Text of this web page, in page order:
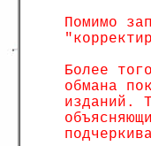
Помимо
Более
обмана
изданий.